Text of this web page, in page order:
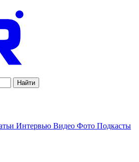
Найти
Интервью Видео Фото Подкасты